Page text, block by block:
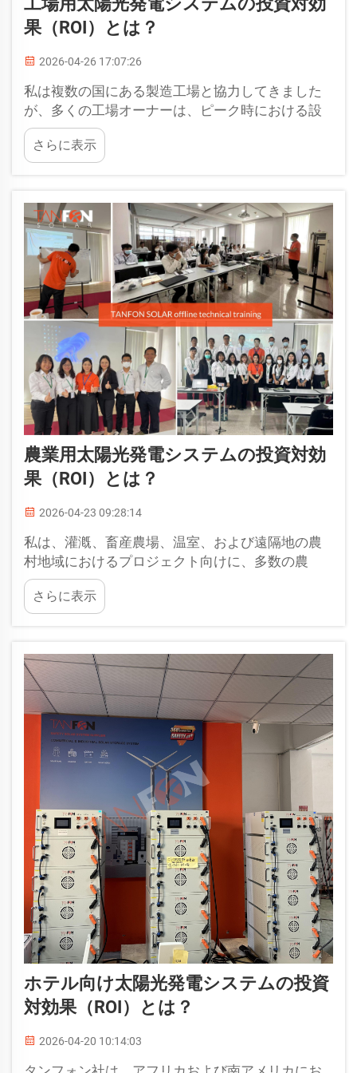
果（ROI）とは？
2026-04-26 17:07:26
私は複数の国にある製造工場と協力してきました
が、多くの工場オーナーは、ピーク時における設
備の電力消費量および毎月の送配電網（グリッ
ド）からの電力購入に無駄に使っている金額を過
小評価しています。適切に設計された工場用太陽
さらに表示
農業用太陽光発電システムの投資対効
果（ROI）とは？
2026-04-23 09:28:14
私は、灌漑、畜産農場、温室、および遠隔地の農
村地域におけるプロジェクト向けに、多数の農
家、プランテーション経営者、農業マネージャー
と協力し、太陽光発電ソリューションの設計およ
び設置を行ってきました。多くの農場では、電気
さらに表示
ホテル向け太陽光発電システムの投資
対効果（ROI）とは？
2026-04-20 10:14:03